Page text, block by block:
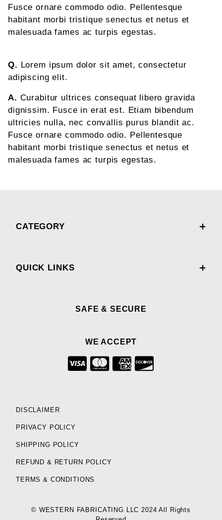
Fusce ornare commodo odio. Pellentesque
habitant morbi tristique senectus et netus et
malesuada fames ac turpis egestas.
Q. Lorem ipsum dolor sit amet, consectetur
adipiscing elit.
A. Curabitur ultrices consequat libero gravida
dignissim. Fusce in erat est. Etiam bibendum
ultricies nulla, nec convallis purus blandit ac.
Fusce ornare commodo odio. Pellentesque
habitant morbi tristique senectus et netus et
malesuada fames ac turpis egestas.
CATEGORY
QUICK LINKS
SAFE & SECURE
WE ACCEPT
DISCLAIMER
PRIVACY POLICY
SHIPPING POLICY
REFUND & RETURN POLICY
TERMS & CONDITIONS
© WESTERN FABRICATING LLC 2024 All Rights